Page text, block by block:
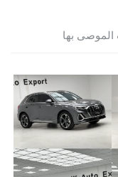
الموصى بها